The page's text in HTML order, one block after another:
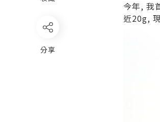
分享
今年, 我
近20g,